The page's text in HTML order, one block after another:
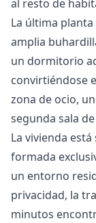
al resto de
La última
amplia
un dormitorio
convirtiéndose
zona de ocio,
segunda sala de
La vivienda
formada
un entorno
privacidad, la
minutos